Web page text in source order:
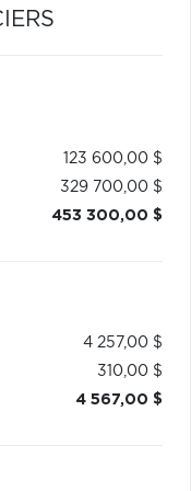
123 600,00 $
329 700,00 $
453 300,00 $
4 257,00 $
310,00 $
4 567,00 $